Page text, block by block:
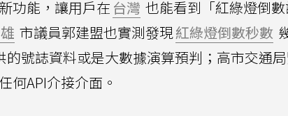
功能，讓用戶在 台灣 也能看到「紅綠燈倒
市議員郭建盟也實測發現紅綠燈倒數秒數
的號誌資料或是大數據演算預判；高市交通
何API介接介面。